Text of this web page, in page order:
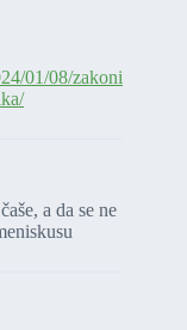
01/08/zakoni
a da se ne